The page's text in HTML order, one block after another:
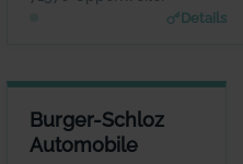
Details
Burger-Schloz
Automobile
BURGER-SCHLOZ
Herr Wolfgang